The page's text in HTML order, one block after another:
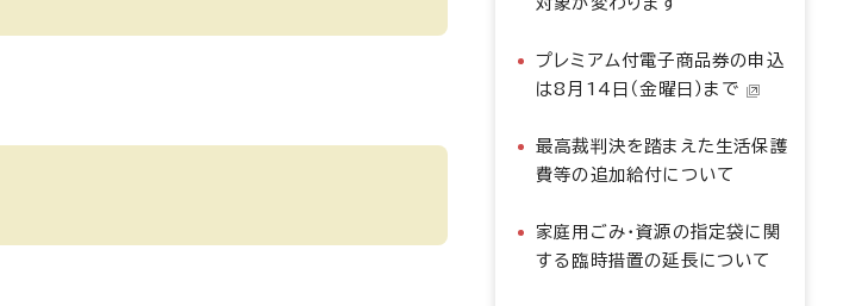
プレミアム付電子商品券の申込
は8月14日（金曜日）まで
最高裁判決を踏まえた生活保護
費等の追加給付について
家庭用ごみ・資源の指定袋に関
する臨時措置の延長について